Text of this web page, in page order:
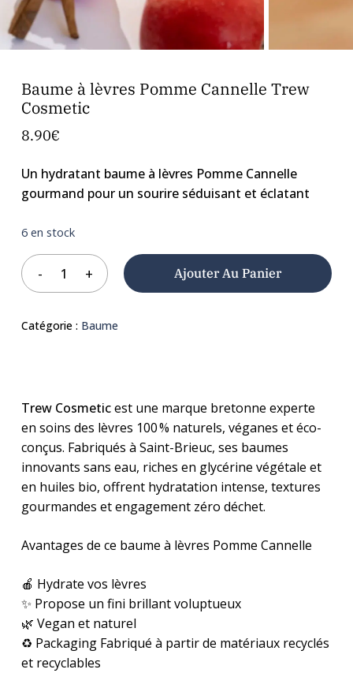
Baume à lèvres Pomme Cannelle Trew
Cosmetic
8.90€
Un hydratant baume à lèvres Pomme Cannelle
gourmand pour un sourire séduisant et éclatant
6 en stock
Ajouter Au Panier
Catégorie : Baume
Trew Cosmeticest une marque bretonne experte
en soins des lèvres 100 % naturels, véganes et éco-
conçus. Fabriqués à Saint-Brieuc, ses baumes
innovants sans eau, riches en glycérine végétale et
en huiles bio, offrent hydratation intense, textures
gourmandes et engagement zéro déchet.
Avantages de ce baume à lèvres Pomme Cannelle
🍎 Hydrate vos lèvres
✨ Propose un fini brillant voluptueux
🌿 Vegan et naturel
♻️ Packaging Fabriqué à partir de matériaux recyclés
et recyclables